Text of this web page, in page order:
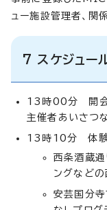
ュー施設管理者、
7 スケジュー
13時00分 開
主催者あいさつ
13時10分 体験
西条酒蔵通
ングなど
安芸国分寺